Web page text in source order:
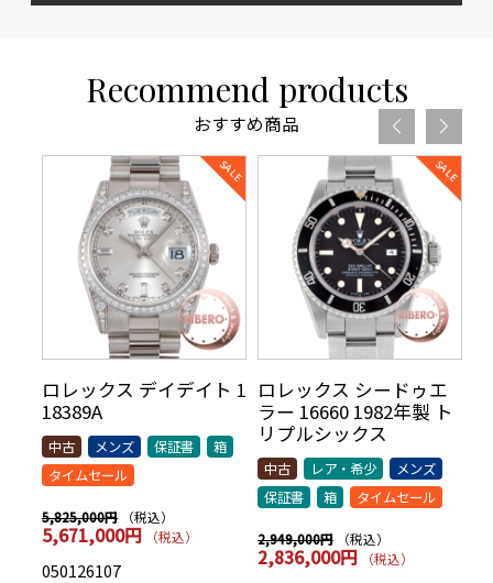
Recommend products
おすすめ商品
ロレックス デイデイト 1
18389A
中古 メンズ 保証書
箱
タイムセール
5,825,000円 （税込）
5,671,000円 （税込）
050126107
ロレックス シードゥエ
ラー 16660 1982年製 ト
リプルシックス
中古 レア・希少
メンズ
保証書
箱 タイムセール
2,949,000円 （税込）
2,836,000円 （税込）